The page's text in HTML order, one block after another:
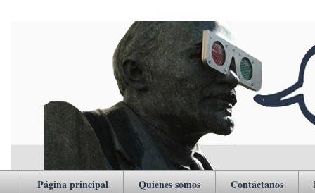
Página principal Quienes somos Contáctanos